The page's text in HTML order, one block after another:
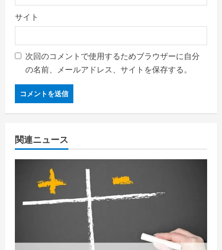
サイト
次回のコメントで使用するためブラウザーに自分
の名前、メールアドレス、サイトを保存する。
関連ニュース